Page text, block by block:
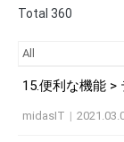
Total 360
15.便利な機能 >
midasIT |